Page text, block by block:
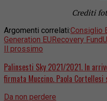
Crediti
Argomenti correlati:Consiglio
Generation EURecovery Fund
Il prossimo
Palinsesti Sky 2021/2021. In
firmata Muccino. Paola Cortellesi
Da non perdere